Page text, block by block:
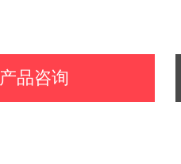
产品咨询